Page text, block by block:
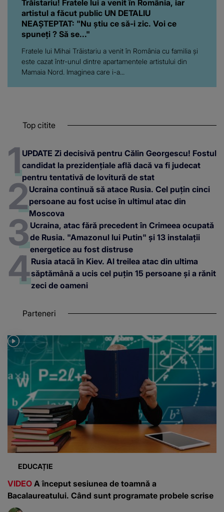
Trăistariu! Fratele lui a venit în România, iar
artistul a făcut public UN DETALIU
NEAȘTEPTAT: "Nu știu ce să-i zic. Voi ce
spuneți ? Să se..."
Fratele lui Mihai Trăistariu a venit în România cu familia și
este cazat într-unul dintre apartamentele artistului din
Mamaia Nord. Imaginea care i-a...
Top citite
UPDATE Zi decisivă pentru Călin Georgescu! Fostul
candidat la prezidențiale află dacă va fi judecat
pentru tentativă de lovitură de stat
Ucraina continuă să atace Rusia. Cel puțin cinci
persoane au fost ucise în ultimul atac din
Moscova
Ucraina, atac fără precedent în Crimeea ocupată
de Rusia. "Amazonul lui Putin" și 13 instalații
energetice au fost distruse
Rusia atacă în Kiev. Al treilea atac din ultima
săptămână a ucis cel puțin 15 persoane și a rănit
zeci de oameni
Parteneri
EDUCAȚIE
VIDEO A început sesiunea de toamnă a
Bacalaureatului. Când sunt programate probele scrise